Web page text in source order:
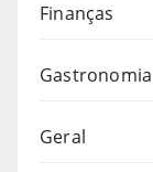
Finanças
Gastronomia
Geral